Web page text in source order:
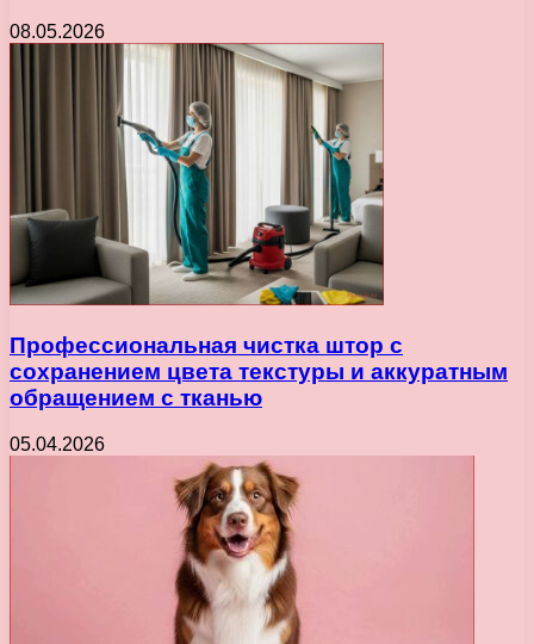
08.05.2026
Профессиональная чистка штор с
сохранением цвета текстуры и аккуратным
обращением с тканью
05.04.2026